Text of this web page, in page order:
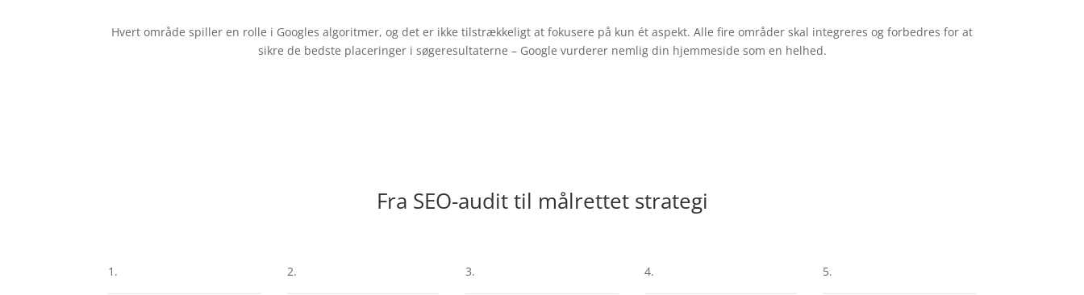
Hvert område spiller en rolle i Googles algoritmer, og det er ikke tilstrækkeligt at fokusere på kun ét aspekt. Alle fire områder skal integreres og forbedres for at
sikre de bedste placeringer i søgeresultaterne – Google vurderer nemlig din hjemmeside som en helhed.
Fra SEO-audit til målrettet strategi
1. 2. 3. 4. 5.